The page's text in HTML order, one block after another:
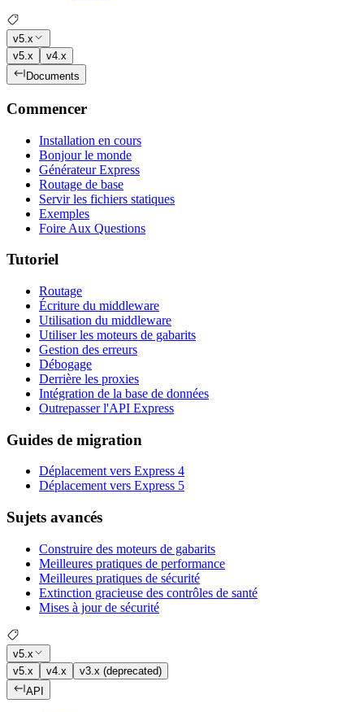
v5.x
v5.x
v4.x
Documents
Commencer
Installation en cours
Bonjour le monde
Générateur Express
Routage de base
Servir les fichiers statiques
Exemples
Foire Aux Questions
Tutoriel
Routage
Écriture du middleware
Utilisation du middleware
Utiliser les moteurs de gabarits
Gestion des erreurs
Débogage
Derrière les proxies
Intégration de la base de données
Outrepasser l'API Express
Guides de migration
Déplacement vers Express 4
Déplacement vers Express 5
Sujets avancés
Construire des moteurs de gabarits
Meilleures pratiques de performance
Meilleures pratiques de sécurité
Extinction gracieuse des contrôles de santé
Mises à jour de sécurité
v5.x
v5.x
v4.x
v3.x (deprecated)
API